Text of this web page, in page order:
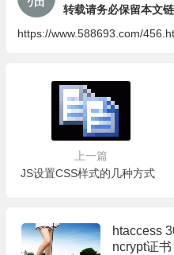
转载请务必保留本文链
https://www.588693.com/
上一篇
JS设置CSS样式的几种方式
htaccess
ncrypt证书